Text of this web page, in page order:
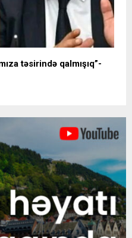
təsirində qalmışıq”-